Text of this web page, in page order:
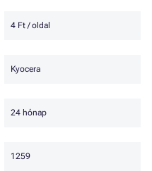
4 Ft / oldal
Kyocera
24 hónap
1259